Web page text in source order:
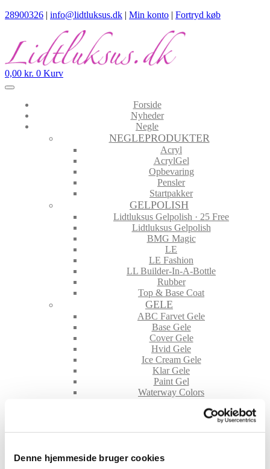
Denne hjemmeside bruger cookies
28900326 | info@lidtluksus.dk | Min konto | Fortryd køb
0,00 kr. 0 Kurv
Forside
Nyheder
Negle
NEGLEPRODUKTER
Acryl
AcrylGel
Opbevaring
Pensler
Startpakker
GELPOLISH
Lidtluksus Gelpolish · 25 Free
Lidtluksus Gelpolish
BMG Magic
LE
LE Fashion
LL Builder-In-A-Bottle
Rubber
Top & Base Coat
GELE
ABC Farvet Gele
Base Gele
Cover Gele
Hvid Gele
Ice Cream Gele
Klar Gele
Paint Gel
Waterway Colors
Maskiner og tilbehør